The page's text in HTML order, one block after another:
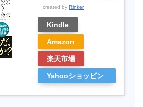
created by Rinker
Kindle
Amazon
楽天市場
Yahooショッピン